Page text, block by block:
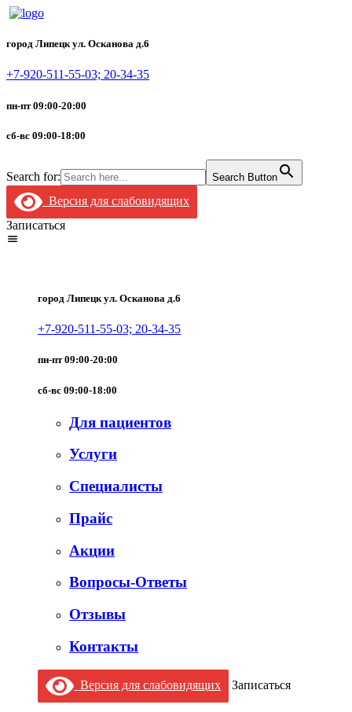
город Липецк ул. Осканова д.6
+7-920-511-55-03; 20-34-35
пн-пт 09:00-20:00
сб-вс 09:00-18:00
Search for: Search Button
Версия для слабовидящих
Записаться
город Липецк ул. Осканова д.6
+7-920-511-55-03; 20-34-35
пн-пт 09:00-20:00
сб-вс 09:00-18:00
Для пациентов
Услуги
Специалисты
Прайс
Акции
Вопросы-Ответы
Отзывы
Контакты
Версия для слабовидящих Записаться